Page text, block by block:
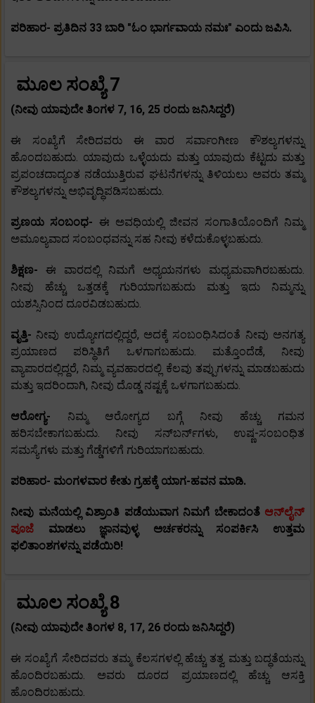
ಪರಿಹಾರ- ಪ್ರತಿದಿನ 33 ಬಾರಿ "ಓಂ ಭಾರ್ಗವಾಯ ನಮಃ" ಎಂದು ಜಪಿಸಿ.
ಮೂಲ ಸಂಖ್ಯೆ 7
(ನೀವು ಯಾವುದೇ ತಿಂಗಳ 7, 16, 25 ರಂದು ಜನಿಸಿದ್ದರೆ)
ಈ ಸಂಖ್ಯೆಗೆ ಸೇರಿದವರು ಈ ವಾರ ಸರ್ವಾಂಗೀಣ ಕೌಶಲ್ಯಗಳನ್ನು
ಹೊಂದಬಹುದು. ಯಾವುದು ಒಳ್ಳೆಯದು ಮತ್ತು ಯಾವುದು ಕೆಟ್ಟದು ಮತ್ತು
ಪ್ರಪಂಚದಾದ್ಯಂತ ನಡೆಯುತ್ತಿರುವ ಘಟನೆಗಳನ್ನು ತಿಳಿಯಲು ಅವರು ತಮ್ಮ
ಕೌಶಲ್ಯಗಳನ್ನು ಅಭಿವೃದ್ಧಿಪಡಿಸಬಹುದು.
ಪ್ರಣಯ ಸಂಬಂಧ- ಈ ಅವಧಿಯಲ್ಲಿ ಜೀವನ ಸಂಗಾತಿಯೊಂದಿಗೆ ನಿಮ್ಮ
ಅಮೂಲ್ಯವಾದ ಸಂಬಂಧವನ್ನು ಸಹ ನೀವು ಕಳೆದುಕೊಳ್ಳಬಹುದು.
ಶಿಕ್ಷಣ- ಈ ವಾರದಲ್ಲಿ ನಿಮಗೆ ಅಧ್ಯಯನಗಳು ಮಧ್ಯಮವಾಗಿರಬಹುದು.
ನೀವು ಹೆಚ್ಚು ಒತ್ತಡಕ್ಕೆ ಗುರಿಯಾಗಬಹುದು ಮತ್ತು ಇದು ನಿಮ್ಮನ್ನು
ಯಶಸ್ಸಿನಿಂದ ದೂರವಿಡಬಹುದು.
ವೃತ್ತಿ- ನೀವು ಉದ್ಯೋಗದಲ್ಲಿದ್ದರೆ, ಅದಕ್ಕೆ ಸಂಬಂಧಿಸಿದಂತೆ ನೀವು ಅನಗತ್ಯ
ಪ್ರಯಾಣದ ಪರಿಸ್ಥಿತಿಗೆ ಒಳಗಾಗಬಹುದು. ಮತ್ತೊಂದೆಡೆ, ನೀವು
ವ್ಯಾಪಾರದಲ್ಲಿದ್ದರೆ, ನಿಮ್ಮ ವ್ಯವಹಾರದಲ್ಲಿ ಕೆಲವು ತಪ್ಪುಗಳನ್ನು ಮಾಡಬಹುದು
ಮತ್ತು ಇದರಿಂದಾಗಿ, ನೀವು ದೊಡ್ಡ ನಷ್ಟಕ್ಕೆ ಒಳಗಾಗಬಹುದು.
ಆರೋಗ್ಯ- ನಿಮ್ಮ ಆರೋಗ್ಯದ ಬಗ್ಗೆ ನೀವು ಹೆಚ್ಚು ಗಮನ
ಹರಿಸಬೇಕಾಗಬಹುದು. ನೀವು ಸನ್‌ಬರ್ನ್‌ಗಳು, ಉಷ್ಣ-ಸಂಬಂಧಿತ
ಸಮಸ್ಯೆಗಳು ಮತ್ತು ಗೆಡ್ಡೆಗಳಿಗೆ ಗುರಿಯಾಗಬಹುದು.
ಪರಿಹಾರ- ಮಂಗಳವಾರ ಕೇತು ಗ್ರಹಕ್ಕೆ ಯಾಗ-ಹವನ ಮಾಡಿ.
ನೀವು ಮನೆಯಲ್ಲಿ ವಿಶ್ರಾಂತಿ ಪಡೆಯುವಾಗ ನಿಮಗೆ ಬೇಕಾದಂತೆ ಆನ್‌ಲೈನ್
ಪೂಜೆ ಮಾಡಲು ಜ್ಞಾನವುಳ್ಳ ಅರ್ಚಕರನ್ನು ಸಂಪರ್ಕಿಸಿ ಉತ್ತಮ
ಫಲಿತಾಂಶಗಳನ್ನು ಪಡೆಯಿರಿ!
ಮೂಲ ಸಂಖ್ಯೆ 8
(ನೀವು ಯಾವುದೇ ತಿಂಗಳ 8, 17, 26 ರಂದು ಜನಿಸಿದ್ದರೆ)
ಈ ಸಂಖ್ಯೆಗೆ ಸೇರಿದವರು ತಮ್ಮ ಕೆಲಸಗಳಲ್ಲಿ ಹೆಚ್ಚು ತತ್ವ ಮತ್ತು ಬದ್ಧತೆಯನ್ನು
ಹೊಂದಿರಬಹುದು. ಅವರು ದೂರದ ಪ್ರಯಾಣದಲ್ಲಿ ಹೆಚ್ಚು ಆಸಕ್ತಿ
ಹೊಂದಿರಬಹುದು.